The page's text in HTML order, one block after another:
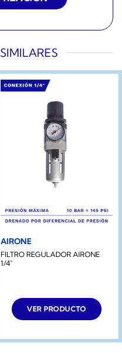
AIRONE
FILTRO REGULADOR AIRONE
1/4″
VER PRODUCTO